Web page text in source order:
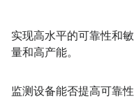
实现高水平的可靠性和
量和高产能。
监测设备能否提高可靠